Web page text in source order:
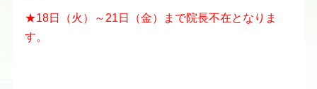
★18日（火）～21日（金）まで院長不在となりま
す。